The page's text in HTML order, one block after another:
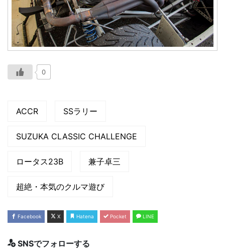
0
ACCR SSラリー
SUZUKA CLASSIC CHALLENGE
ロータス23B 兼子卓三
超絶・本気のクルマ遊び
Facebook X Hatena Pocket LINE
SNSでフォローする